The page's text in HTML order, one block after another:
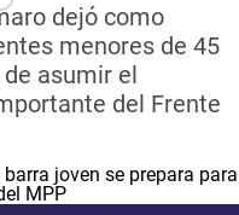
dejó como
menores de 45
asumir el
del Frente